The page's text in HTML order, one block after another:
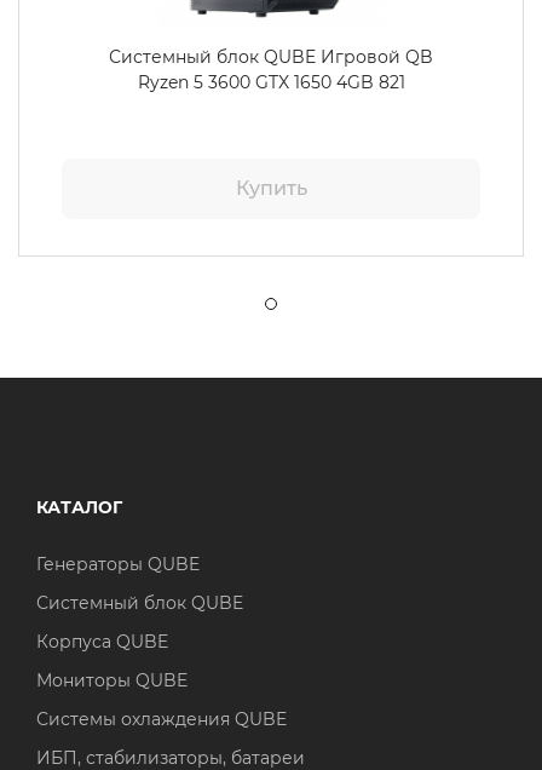
Системный блок QUBE Игровой QB
Ryzen 5 3600 GTX 1650 4GB 821
Купить
КАТАЛОГ
Генераторы QUBE
Системный блок QUBE
Корпуса QUBE
Мониторы QUBE
Системы охлаждения QUBE
ИБП, стабилизаторы, батареи